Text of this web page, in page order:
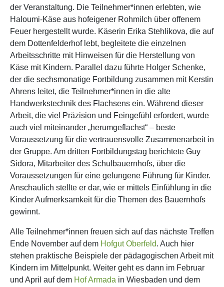
der Veranstaltung. Die Teilnehmer*innen erlebten, wie
Haloumi-Käse aus hofeigener Rohmilch über offenem
Feuer hergestellt wurde. Käserin Erika Stehlikova, die auf
dem Dottenfelderhof lebt, begleitete die einzelnen
Arbeitsschritte mit Hinweisen für die Herstellung von
Käse mit Kindern. Parallel dazu führte Holger Schenke,
der die sechsmonatige Fortbildung zusammen mit Kerstin
Ahrens leitet, die Teilnehmer*innen in die alte
Handwerkstechnik des Flachsens ein. Während dieser
Arbeit, die viel Präzision und Feingefühl erfordert, wurde
auch viel miteinander „herumgeflachst“ – beste
Voraussetzung für die vertrauensvolle Zusammenarbeit in
der Gruppe. Am dritten Fortbildungstag berichtete Guy
Sidora, Mitarbeiter des Schulbauernhofs, über die
Voraussetzungen für eine gelungene Führung für Kinder.
Anschaulich stellte er dar, wie er mittels Einfühlung in die
Kinder Aufmerksamkeit für die Themen des Bauernhofs
gewinnt.
Alle Teilnehmer*innen freuen sich auf das nächste Treffen
Ende November auf dem Hofgut Oberfeld. Auch hier
stehen praktische Beispiele der pädagogischen Arbeit mit
Kindern im Mittelpunkt. Weiter geht es dann im Februar
und April auf dem Hof Armada in Wiesbaden und dem